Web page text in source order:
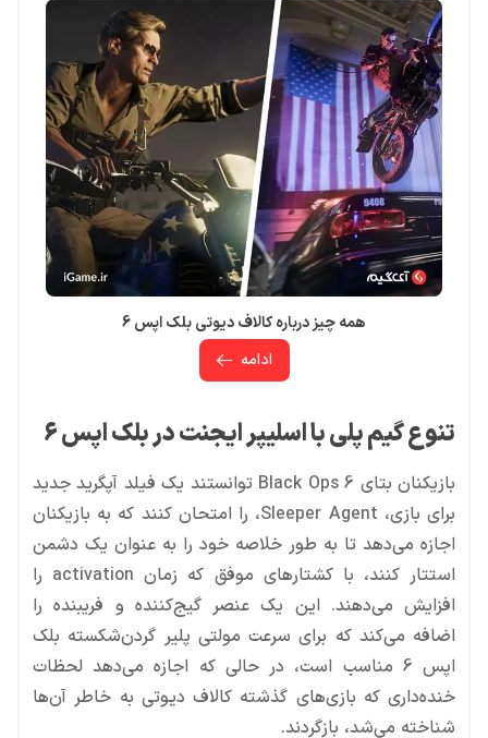
همه چیز درباره کالاف دیوتی بلک اپس 6
ادامه
تنوع گیم پلی با اسلیپر ایجنت در بلک اپس 6
بازیکنان بتای Black Ops 6 توانستند یک فیلد آپگرید جدید
برای بازی، Sleeper Agent، را امتحان کنند که به بازیکنان
اجازه می‌دهد تا به طور خلاصه خود را به عنوان یک دشمن
استتار کنند، با کشتارهای موفق که زمان activation را
افزایش می‌دهند. این یک عنصر گیج‌کننده و فریبنده را
اضافه می‌کند که برای سرعت مولتی پلیر گردن‌شکسته بلک
اپس 6 مناسب است، در حالی که اجازه می‌دهد لحظات
خنده‌داری که بازی‌های گذشته کالاف دیوتی به خاطر آن‌ها
شناخته می‌شد، بازگردند.